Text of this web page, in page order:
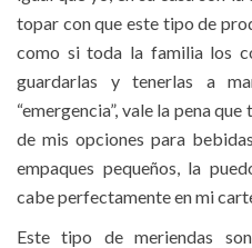
topar con que este tipo de
como si toda la familia los
guardarlas y tenerlas a
“emergencia”, vale la pena
de mis opciones para
empaques pequeños, la
cabe perfectamente en mi
Este tipo de meriendas